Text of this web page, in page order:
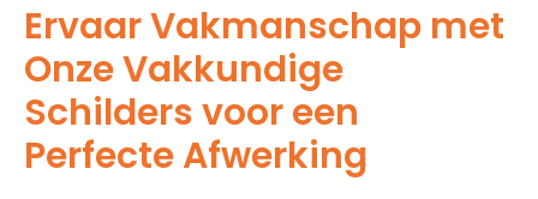
Ervaar Vakmanschap met
Onze Vakkundige
Schilders voor een
Perfecte Afwerking